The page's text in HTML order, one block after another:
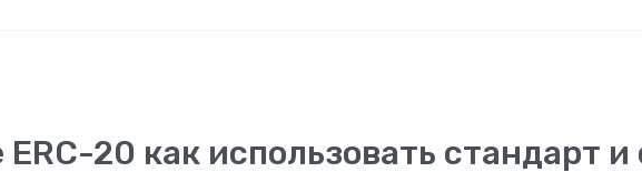
ERC-20 как использовать стандарт и